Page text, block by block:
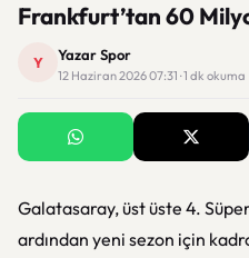
Frankfurt’tan 60
Y Yazar Spor
12 Haziran 2026 07:31 · 1 dk okuma
Galatasaray, üst üste 4.
ardından yeni sezon için